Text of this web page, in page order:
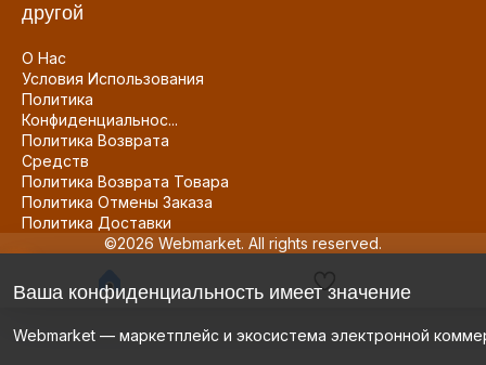
другой
О Нас
Условия Использования
Политика
Конфиденциальнос...
Политика Возврата
Средств
Политика Возврата Товара
Политика Отмены Заказа
Политика Доставки
©2026 Webmarket. All rights reserved.
Ваша конфиденциальность имеет значение
Webmarket — маркетплейс и экосистема электронной